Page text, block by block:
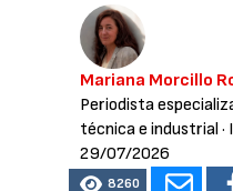
Mariana Morcillo
Periodista
técnica e industrial
29/07/2026
8260